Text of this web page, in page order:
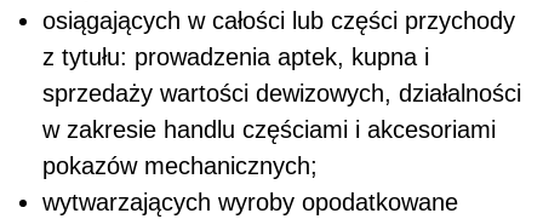
osiągających w całości lub części przychody
z tytułu: prowadzenia aptek, kupna i
sprzedaży wartości dewizowych, działalności
w zakresie handlu częściami i akcesoriami
pokazów mechanicznych;
wytwarzających wyroby opodatkowane